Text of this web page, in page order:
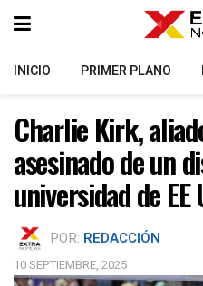
INICIO PRIMER PLANO
Charlie Kirk,
asesinado de un
universidad de EE
POR: REDACCIÓN
10 SEPTIEMBRE, 2025